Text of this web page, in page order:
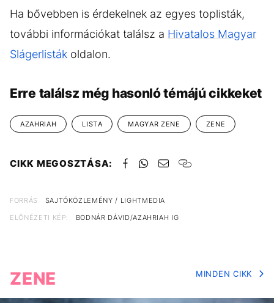
Ha bővebben is érdekelnek az egyes toplisták,
további információkat találsz a Hivatalos Magyar
Slágerlisták oldalon.
Erre találsz még hasonló témájú cikkeket
AZAHRIAH LISTA MAGYAR ZENE ZENE
CIKK MEGOSZTÁSA:
FORRÁS
SAJTÓKÖZLEMÉNY / LIGHTMEDIA
ELŐNÉZETI KÉP:
BODNÁR DÁVID/AZAHRIAH IG
ZENE MINDEN CIKK